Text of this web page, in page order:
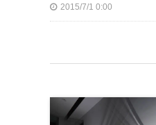
2015/7/1 0:00